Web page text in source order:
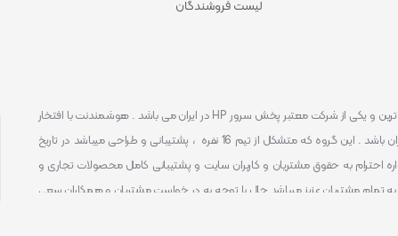
لیست فروشندگان
است . که یکی شناخته ترین و یکی از شرکت معتبر پخش سرور HP در ایران می باشد . هوشمندنت با افتخار
توانست یکی از بهترین مرکز ارائه محصولات و خدمات IT با پشتیبانی 24 ساعته در ایران باشد . این گروه که متشکل از تیم 16 نفره ، پشتیبانی و طراحی میباشد در تاریخ
خود را آغاز نمود و طی این 12 سال فعالیت همواره احترام به حقوق مشتریان و کاربران سایت و پشتیبانی کامل محصولات تجاری و
تمام مشتریان عزیز میباشد حال با توجه به در خواست مشتریان و همکاران سعی